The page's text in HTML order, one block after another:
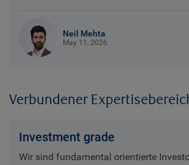
Neil Mehta
May 11, 2026
Verbundener
Investment grade
Wir sind fundamental orientierte